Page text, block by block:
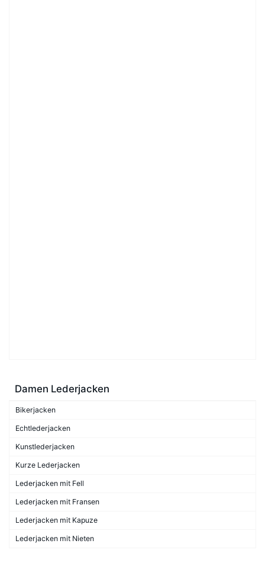
Damen Lederjacken
Bikerjacken
Echtlederjacken
Kunstlederjacken
Kurze Lederjacken
Lederjacken mit Fell
Lederjacken mit Fransen
Lederjacken mit Kapuze
Lederjacken mit Nieten